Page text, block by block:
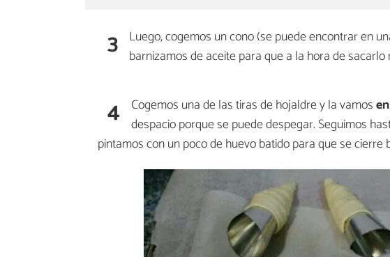
3 Luego, cogemos un cono (se puede encontrar en
barnizamos de aceite para que a la hora de
4 Cogemos una de las tiras de hojaldre y la vamos
despacio porque se puede despegar. Seguimos
pintamos con un poco de huevo batido para que se cierre